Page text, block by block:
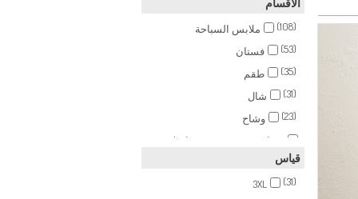
الأقسام
ملابس السباحة
(108)
فستان
(53)
طقم
(35)
شال
(31)
وشاح
(23)
فساتين سهرة بتصميم اسلامي
(20)
بنطال
(16)
قياس
3XL
(31)